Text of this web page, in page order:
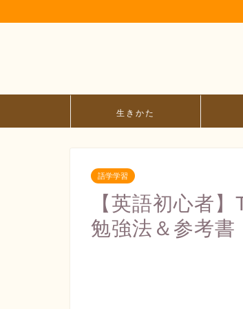
生きかた
語学学習
【英語初心者
勉強法＆参考書